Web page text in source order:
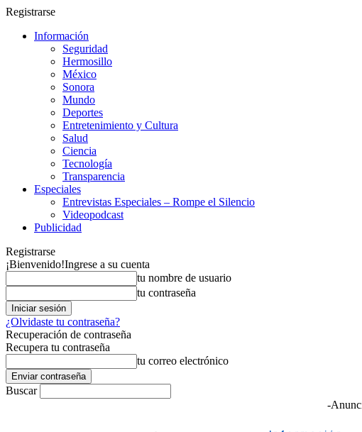
Registrarse
Información
Seguridad
Hermosillo
México
Sonora
Mundo
Deportes
Entretenimiento y Cultura
Salud
Ciencia
Tecnología
Transparencia
Especiales
Entrevistas Especiales – Rompe el Silencio
Videopodcast
Publicidad
Registrarse
¡Bienvenido!Ingrese a su cuenta
tu nombre de usuario
tu contraseña
¿Olvidaste tu contraseña?
Recuperación de contraseña
Recupera tu contraseña
tu correo electrónico
Buscar
-